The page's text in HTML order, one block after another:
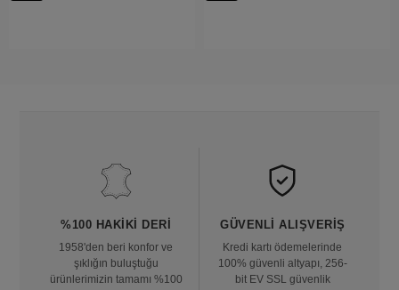
%100 HAKIKI DERI
1958'den beri konfor ve
şıklığın buluştuğu
ürünlerimizin tamamı %100
GÜVENLI ALIŞVERIŞ
Kredi kartı ödemelerinde
100% güvenli altyapı, 256-
bit EV SSL güvenlik